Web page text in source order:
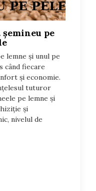
șemineu pe
lemne și unul pe
când fiecare
și economie.
tuturor
pe lemne și
și
nivelul de